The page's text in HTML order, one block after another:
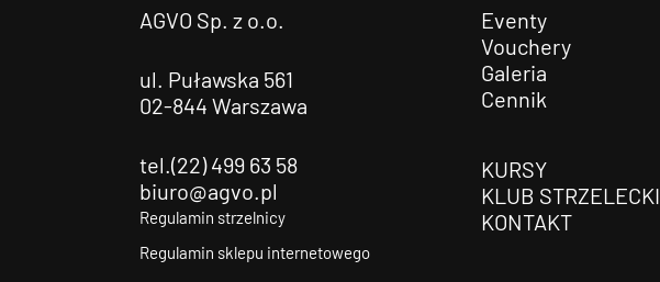
AGVO Sp. z o.o.
ul. Puławska 561
02-844 Warszawa
tel.(22) 499 63 58
biuro@agvo.pl
Regulamin strzelnicy
Regulamin sklepu internetowego
Eventy
Vouchery
Galeria
Cennik
KURSY
KLUB STRZELECKI
KONTAKT